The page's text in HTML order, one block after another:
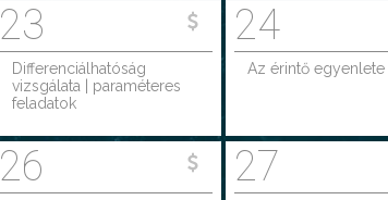
23
Differenciálhatóság
vizsgálata | paraméteres
feladatok
24
Az érintő egyenlete
26 27